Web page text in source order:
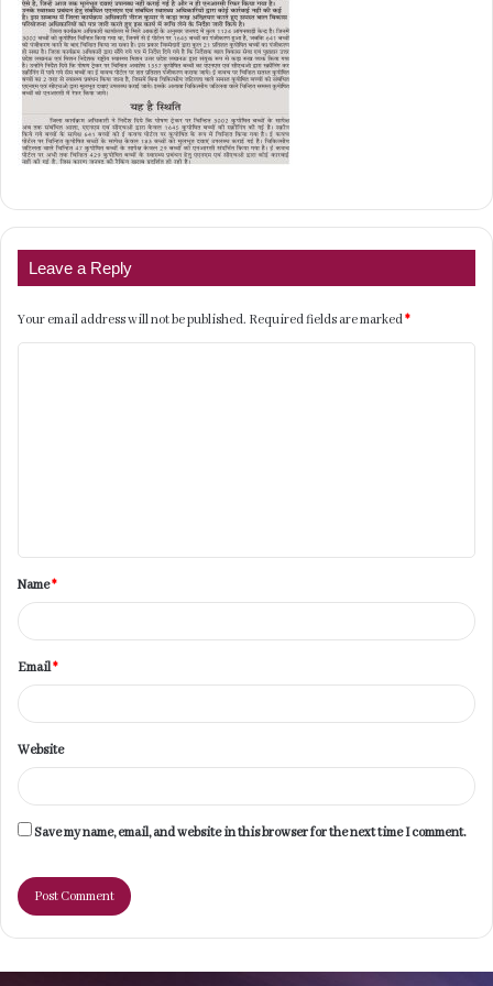
Leave a Reply
Your email address will not be published. Required fields are marked*
t
*Name*
Email*
Website
Save my name, email, and website in this browser for the next time I comment.